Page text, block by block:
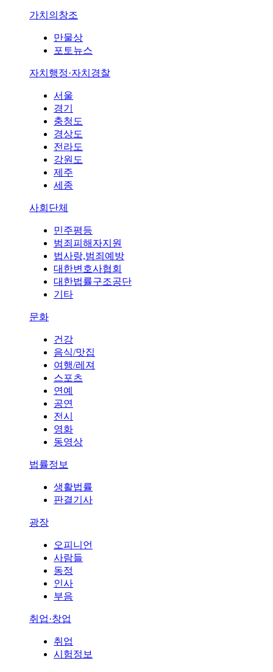
가치의창조
만물상
포토뉴스
자치행정·자치경찰
서울
경기
충청도
경상도
전라도
강원도
제주
세종
사회단체
민주평등
범죄피해자지원
법사랑,범죄예방
대한변호사협회
대한법률구조공단
기타
문화
건강
음식/맛집
여행/레져
스포츠
연예
공연
전시
영화
동영상
법률정보
생활법률
판결기사
광장
오피니언
사람들
동정
인사
부음
취업·창업
취업
시험정보